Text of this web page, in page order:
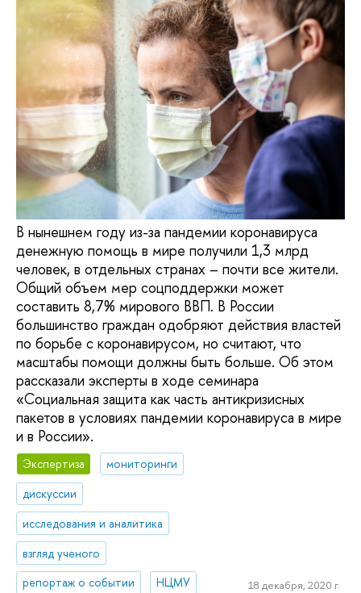
В нынешнем году из-за пандемии коронавируса
денежную помощь в мире получили 1,3 млрд
человек, в отдельных странах – почти все жители.
Общий объем мер соцподдержки может
составить 8,7% мирового ВВП. В России
большинство граждан одобряют действия властей
по борьбе с коронавирусом, но считают, что
масштабы помощи должны быть больше. Об этом
рассказали эксперты в ходе семинара
«Социальная защита как часть антикризисных
пакетов в условиях пандемии коронавируса в мире
и в России».
Экспертиза
мониторинги
дискуссии
исследования и аналитика
взгляд ученого
репортаж о событии
НЦМУ 18 декабря, 2020 г.